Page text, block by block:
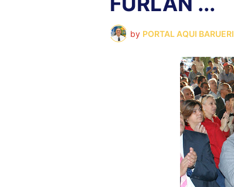
by PORTAL AQUI BARUERI